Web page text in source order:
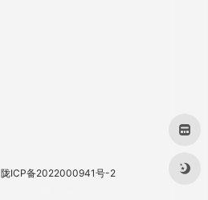
陇ICP备2022000941号-2